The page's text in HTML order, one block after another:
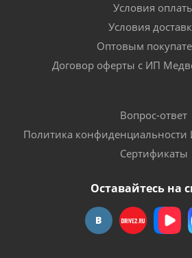
Условия
Условия
Оптовым
Договор оферты с ИП
Вопрос-ответ
Политика
Сертификаты
Оставайтесь на